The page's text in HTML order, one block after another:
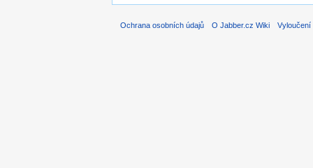
Ochrana osobních údajů O Jabber.cz Wiki Vyloučení